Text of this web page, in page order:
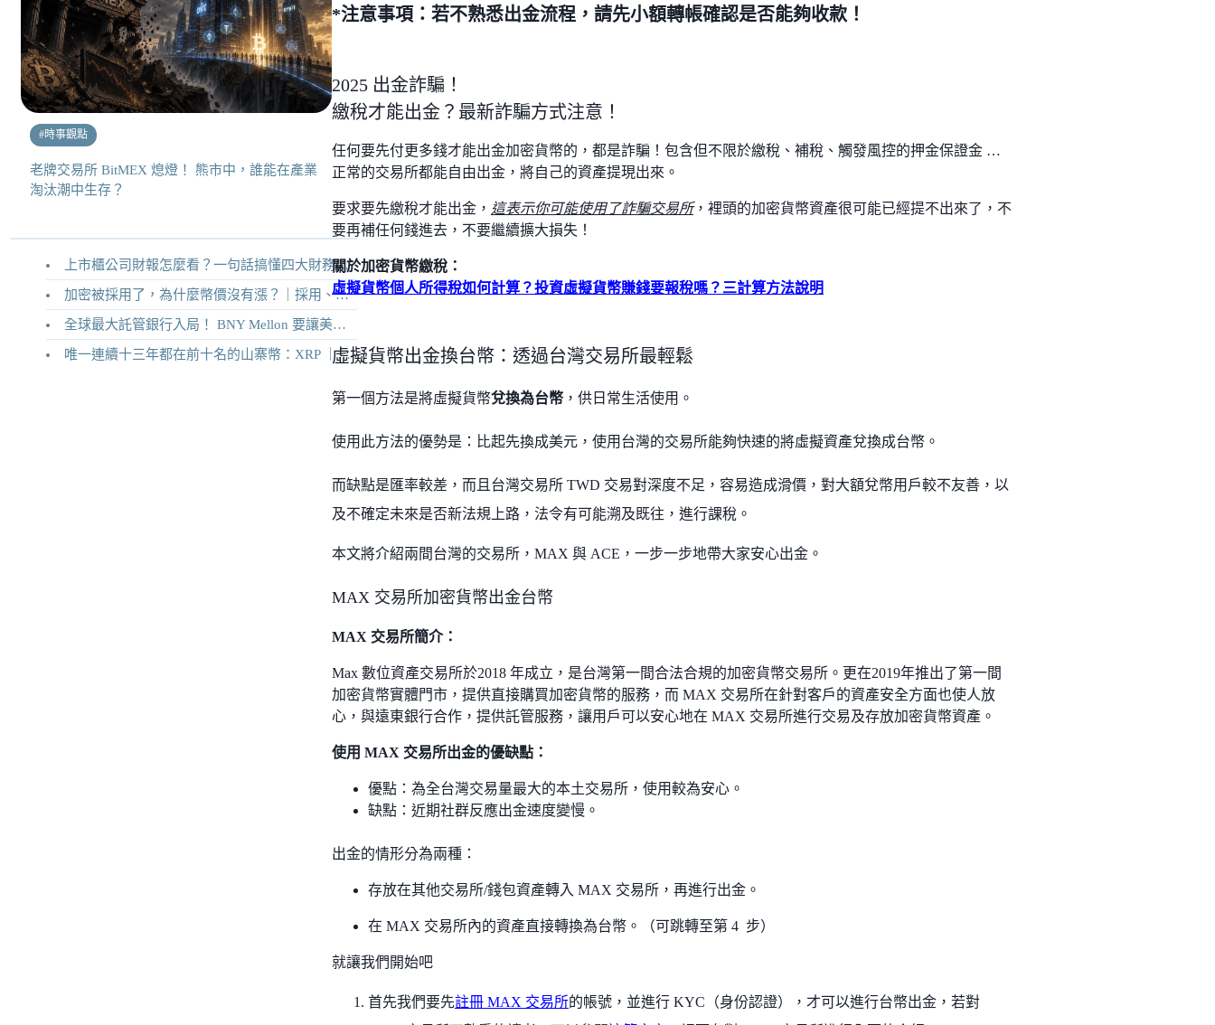
#時事觀點
老牌交易所 BitMEX 熄燈！ 熊市中，誰能在產業
淘汰潮中生存？
上市櫃公司財報怎麼看？一句話搞懂四大財務報表
加密被採用了，為什麼幣價沒有漲？｜採用、收入與代幣價值捕獲
全球最大託管銀行入局！ BNY Mellon 要讓美債交易 24/7 不打烊
唯一連續十三年都在前十名的山寨幣：XRP ｜Ripple 2026 介紹
*注意事項：若不熟悉出金流程，請先小額轉帳確認是否能夠收款！
2025 出金詐騙！
繳稅才能出金？最新詐騙方式注意！
任何要先付更多錢才能出金加密貨幣的，都是詐騙！包含但不限於繳稅、補稅、觸發風控的押金保證金 …
正常的交易所都能自由出金，將自己的資產提現出來。
要求要先繳稅才能出金， 這表示你可能使用了詐騙交易所，裡頭的加密貨幣資產很可能已經提不出來了，不
要再補任何錢進去，不要繼續擴大損失！
關於加密貨幣繳稅：
虛擬貨幣個人所得稅如何計算？投資虛擬貨幣賺錢要報稅嗎？三計算方法說明
虛擬貨幣出金換台幣：透過台灣交易所最輕鬆
第一個方法是將虛擬貨幣兌換為台幣 ，供日常生活使用。
使用此方法的優勢是：比起先換成美元，使用台灣的交易所能夠快速的將虛擬資產兌換成台幣。
而缺點是匯率較差，而且台灣交易所 TWD 交易對深度不足，容易造成滑價，對大額兌幣用戶較不友善，以
及不確定未來是否新法規上路，法令有可能溯及既往，進行課稅。
本文將介紹兩間台灣的交易所，MAX 與 ACE，一步一步地帶大家安心出金。
MAX 交易所加密貨幣出金台幣
MAX 交易所簡介：
Max 數位資產交易所於2018 年成立，是台灣第一間合法合規的加密貨幣交易所。更在2019年推出了第一間
加密貨幣實體門市，提供直接購買加密貨幣的服務，而 MAX 交易所在針對客戶的資產安全方面也使人放
心，與遠東銀行合作，提供託管服務，讓用戶可以安心地在 MAX 交易所進行交易及存放加密貨幣資產。
使用 MAX 交易所出金的優缺點：
優點：為全台灣交易量最大的本土交易所，使用較為安心。
缺點：近期社群反應出金速度變慢。
出金的情形分為兩種：
存放在其他交易所/錢包資產轉入 MAX 交易所，再進行出金。
在 MAX 交易所內的資產直接轉換為台幣。（可跳轉至第 4 步）
就讓我們開始吧
首先我們要先註冊 MAX 交易所的帳號，並進行 KYC（身份認證），才可以進行台幣出金，若對